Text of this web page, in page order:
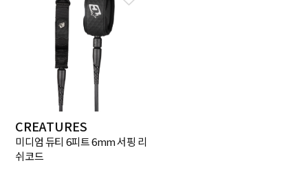
CREATURES
미디엄 듀티 6피트 6mm 서핑 리
쉬코드